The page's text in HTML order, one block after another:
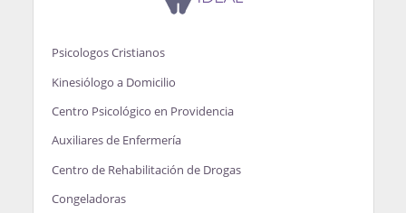
Psicologos Cristianos
Kinesiólogo a Domicilio
Centro Psicológico en Providencia
Auxiliares de Enfermería
Centro de Rehabilitación de Drogas
Congeladoras